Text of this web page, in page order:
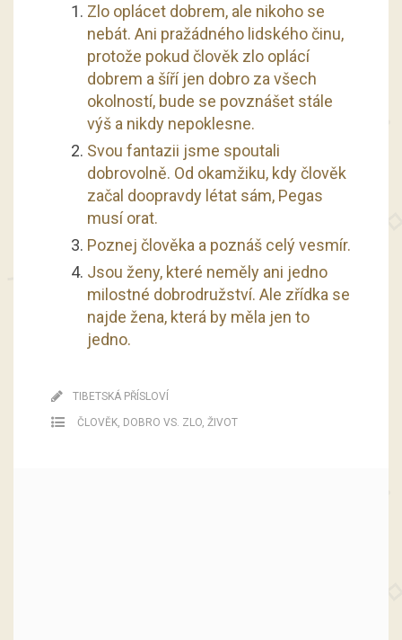
Zlo oplácet dobrem, ale nikoho se
nebát. Ani pražádného lidského činu,
protože pokud člověk zlo oplácí
dobrem a šíří jen dobro za všech
okolností, bude se povznášet stále
výš a nikdy nepoklesne.
Svou fantazii jsme spoutali
dobrovolně. Od okamžiku, kdy člověk
začal doopravdy létat sám, Pegas
musí orat.
Poznej člověka a poznáš celý vesmír.
Jsou ženy, které neměly ani jedno
milostné dobrodružství. Ale zřídka se
najde žena, která by měla jen to
jedno.
TIBETSKÁ PŘÍSLOVÍ
ČLOVĚK, DOBRO VS. ZLO, ŽIVOT